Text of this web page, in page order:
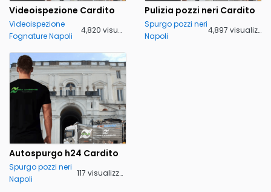
Videoispezione Cardito
Videoispezione
Fognature Napoli
4,820 visualizzazioni
Pulizia pozzi neri Cardito
Spurgo pozzi neri
Napoli
4,897 visualizzazioni
Autospurgo h24 Cardito
Spurgo pozzi neri
Napoli
117 visualizzazioni